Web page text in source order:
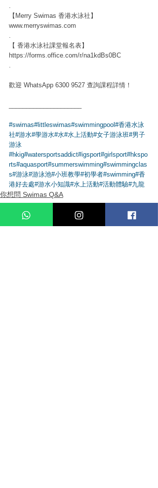
.
【Merry Swimas 香港水泳社】
www.merryswimas.com
.
【 香港水泳社課堂報名表】
https://forms.office.com/r/na1kdBs0BC
.
歡迎 WhatsApp 6300 9527 查詢課程詳情！
#swimas#littleswimas#swimmingpool #香港水泳
社#游水#學游水#水#水上活動#女子游泳班#男子
游泳
#hkig#watersportsaddict#igsport#girlsport#hkspo
rts#aquasport#summerswimming#swimmingclas
s#游泳#游泳池#小班教學#初學者#swimming#香
港好去處#游水小知識#水上活動#活動體驗#九龍
你想問 Swimas Q&A
最新文章 查看全部